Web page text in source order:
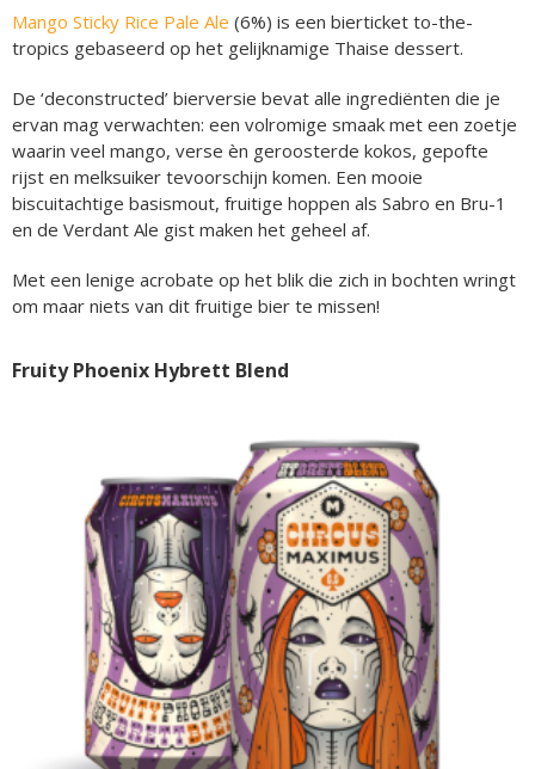
Mango Sticky Rice Pale Ale (6%) is een bierticket to-the-
tropics gebaseerd op het gelijknamige Thaise dessert.
De ‘deconstructed’ bierversie bevat alle ingrediënten die je
ervan mag verwachten: een volromige smaak met een zoetje
waarin veel mango, verse èn geroosterde kokos, gepofte
rijst en melksuiker tevoorschijn komen. Een mooie
biscuitachtige basismout, fruitige hoppen als Sabro en Bru-1
en de Verdant Ale gist maken het geheel af.
Met een lenige acrobate op het blik die zich in bochten wringt
om maar niets van dit fruitige bier te missen!
Fruity Phoenix Hybrett Blend